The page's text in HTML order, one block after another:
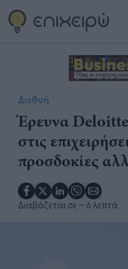
Διεθνή
Έρευνα
στις
προσδοκίες
Διαβάζεται σε ~ 6 λεπτά